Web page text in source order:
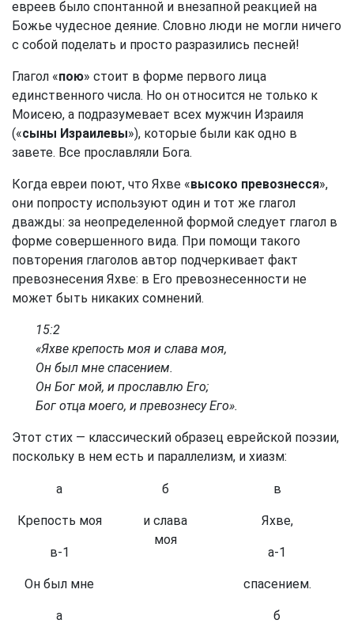
евреев было спонтанной и внезапной реакцией на
Божье чудесное деяние. Словно люди не могли ничего
с собой поделать и просто разразились песней!
Глагол «пою» стоит в форме первого лица
единственного числа. Но он относится не только к
Моисею, а подразумевает всех мужчин Израиля
(«сыны Израилевы»), которые были как одно в
завете. Все прославляли Бога.
Когда евреи поют, что Яхве «высоко превознесся»,
они попросту используют один и тот же глагол
дважды: за неопределенной формой следует глагол в
форме совершенного вида. При помощи такого
повторения глаголов автор подчеркивает факт
превознесения Яхве: в Его превознесенности не
может быть никаких сомнений.
15:2
«Яхве крепость моя и слава моя,
Он был мне спасением.
Он Бог мой, и прославлю Его;
Бог отца моего, и превознесу Его».
Этот стих — классический образец еврейской поэзии,
поскольку в нем есть и параллелизм, и хиазм:
а
Крепость моя
в-1
Он был мне
а
б
и слава
моя
в
Яхве,
а-1
спасением.
б